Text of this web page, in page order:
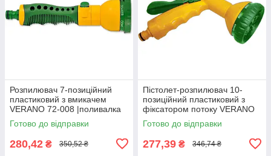
Розпилювач 7-позиційний
пластиковий з вмикачем
VERANO 72-008 |поливалка
розпилювач пістолет для
поливу саду городу квітів
Готово до відправки
280,42 ₴ 350,52 ₴
Пістолет-розпилювач 10-
позиційний пластиковий з
фіксатором потоку VERANO
72-010 |поливалка
розпилювач пістолет для
Готово до відправки
277,39 ₴ 346,74 ₴